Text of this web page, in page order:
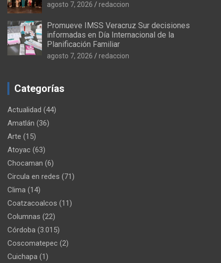
agosto 7, 2026 redaccion
Promueve IMSS Veracruz Sur decisiones
informadas en Día Internacional de la
Planificación Familiar
agosto 7, 2026 redaccion
Categorías
Actualidad (44)
Amatlán (36)
Arte (15)
Atoyac (63)
Chocaman (6)
Circula en redes (71)
Clima (14)
Coatzacoalcos (11)
Columnas (22)
Córdoba (3.015)
Coscomatepec (2)
Cuichapa (1)